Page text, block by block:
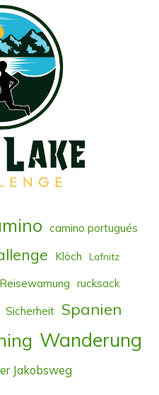
camino portugués
Klöch Lafnitz
Reisewarnung rucksack
Sicherheit Spanien
Wanderung
Jakobsweg